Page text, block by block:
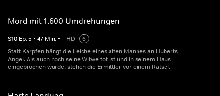
Mord mit 1.600 Umdrehungen
S10 Ep.5 • 47 Min. • HD
6
Statt Karpfen hängt die Leiche eines alten Mannes an Huberts
Angel. Als auch noch seine Witwe tot ist und in seinem Haus
eingebrochen wurde, stehen die Ermittler vor einem Rätsel.